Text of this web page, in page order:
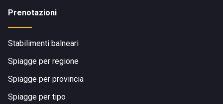
Prenotazioni
Stabilimenti balneari
Spiagge per regione
Spiagge per provincia
Spiagge per tipo